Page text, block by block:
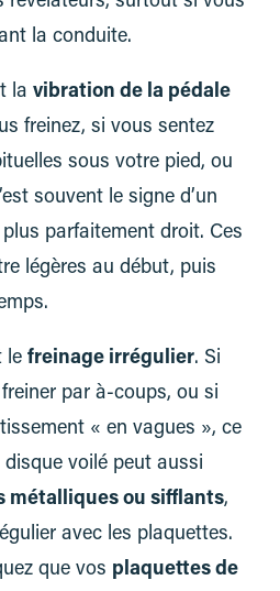
la conduite.
la vibration de la pédale
freinez, si vous sentez
sous votre pied, ou
souvent le signe d’un
parfaitement droit. Ces
légères au début, puis
le freinage irrégulier. Si
par à-coups, ou si
« en vagues », ce
disque voilé peut aussi
métalliques ou sifflants,
avec les plaquettes.
que vos plaquettes de